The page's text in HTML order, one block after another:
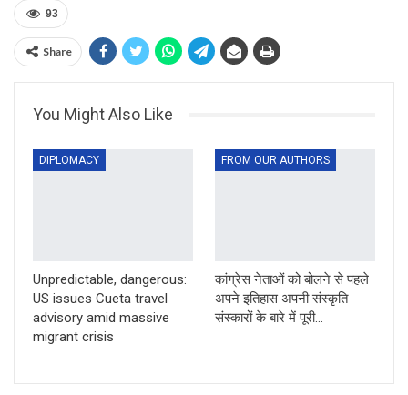
93
Share
You Might Also Like
DIPLOMACY
Unpredictable, dangerous:
US issues Cueta travel
advisory amid massive
migrant crisis
FROM OUR AUTHORS
कांग्रेस नेताओं को बोलने से पहले
अपने इतिहास अपनी संस्कृति
संस्कारों के बारे में पूरी…